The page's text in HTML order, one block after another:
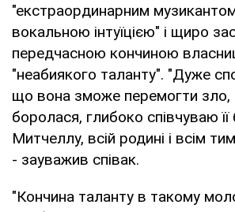
"екстраординарним
вокальною інтуїцією" і щиро
передчасною кончиною
"неабиякого таланту". "Дуже
що вона зможе перемогти зло,
боролася, глибоко співчуваю її
Митчеллу, всій родині і всім
- зауважив співак.
"Кончина таланту в такому